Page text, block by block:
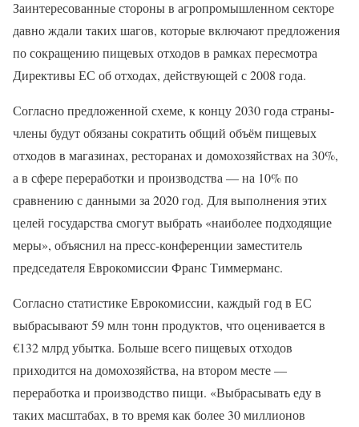
Заинтересованные стороны в агропромышленном секторе
давно ждали таких шагов, которые включают предложения
по сокращению пищевых отходов в рамках пересмотра
Директивы ЕС об отходах, действующей с 2008 года.
Согласно предложенной схеме, к концу 2030 года страны-
члены будут обязаны сократить общий объём пищевых
отходов в магазинах, ресторанах и домохозяйствах на 30%,
а в сфере переработки и производства — на 10% по
сравнению с данными за 2020 год. Для выполнения этих
целей государства смогут выбрать «наиболее подходящие
меры», объяснил на пресс-конференции заместитель
председателя Еврокомиссии Франс Тиммерманс.
Согласно статистике Еврокомиссии, каждый год в ЕС
выбрасывают 59 млн тонн продуктов, что оценивается в
€132 млрд убытка. Больше всего пищевых отходов
приходится на домохозяйства, на втором месте —
переработка и производство пищи. «Выбрасывать еду в
таких масштабах, в то время как более 30 миллионов